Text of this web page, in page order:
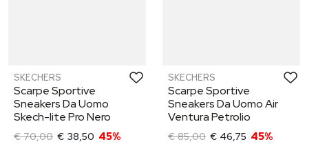
SKECHERS
Scarpe Sportive
Sneakers Da Uomo
Skech-lite Pro Nero
€ 70,00 € 38,50 45%
SKECHERS
Scarpe Sportive
Sneakers Da Uomo Air
Ventura Petrolio
€ 85,00 € 46,75 45%